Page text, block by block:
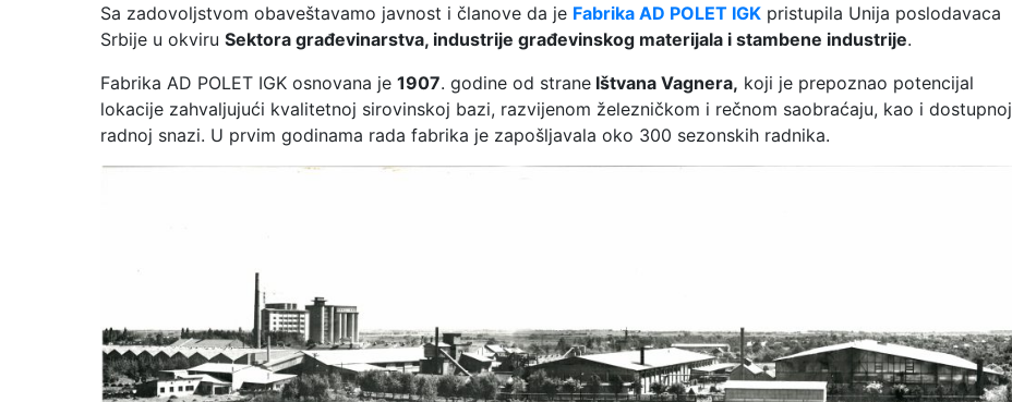
Sa zadovoljstvom obaveštavamo javnost i članove da je Fabrika AD POLET IGK pristupila Unija poslodavaca
Srbije u okviru Sektora građevinarstva, industrije građevinskog materijala i stambene industrije.
Fabrika AD POLET IGK osnovana je 1907. godine od strane Ištvana Vagnera, koji je prepoznao potencijal
lokacije zahvaljujući kvalitetnoj sirovinskoj bazi, razvijenom železničkom i rečnom saobraćaju, kao i dostupnoj
radnoj snazi. U prvim godinama rada fabrika je zapošljavala oko 300 sezonskih radnika.